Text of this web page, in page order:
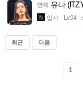
연예 유나
입사 Lv.94
최근 다음
1